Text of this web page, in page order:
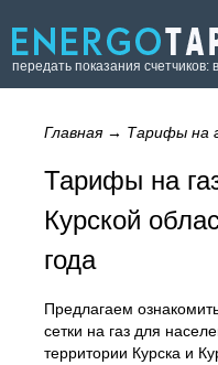
передать показания счетчиков:
Главная→ Тарифы на
Тарифы на
Курской
года
Предлагаем
сетки на газ для
территории Курска и